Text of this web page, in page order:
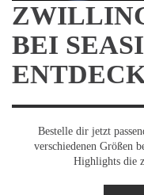
BEI
Bestelle dir jetzt
verschiedenen Größen
Highlights die